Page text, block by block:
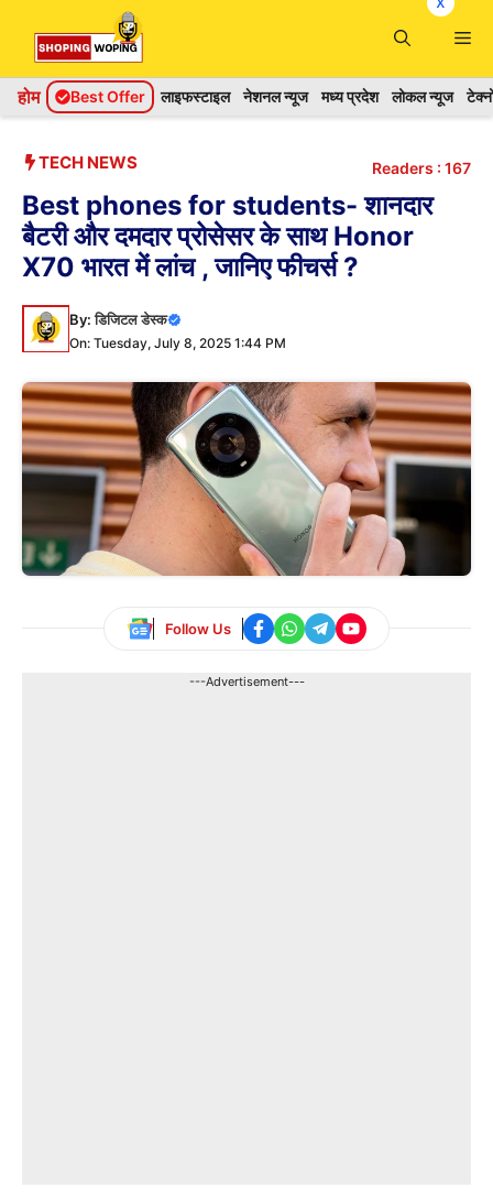
content
होम Best Offer लाइफस्टाइल नेशनल न्यूज मध्य प्रदेश लोकल न्यूज
TECH NEWS Readers : 167
Best phones for students- शानदार
बैटरी और दमदार प्रोसेसर के साथ Honor
X70 भारत में लांच , जानिए फीचर्स ?
By:डिजिटल डेस्क
On: Tuesday, July 8, 2025 1:44 PM
Follow Us
---Advertisement---